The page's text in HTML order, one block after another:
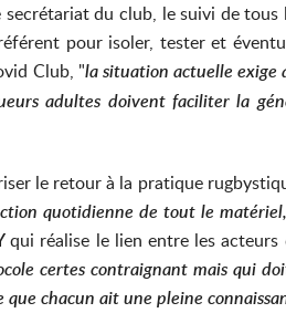
du club, le suivi de tous
pour isoler, tester et
Club, "la situation actuelle exige
adultes doivent faciliter la
le retour à la pratique
quotidienne de tout le
qui réalise le lien entre les
certes contraignant mais qui
chacun ait une pleine